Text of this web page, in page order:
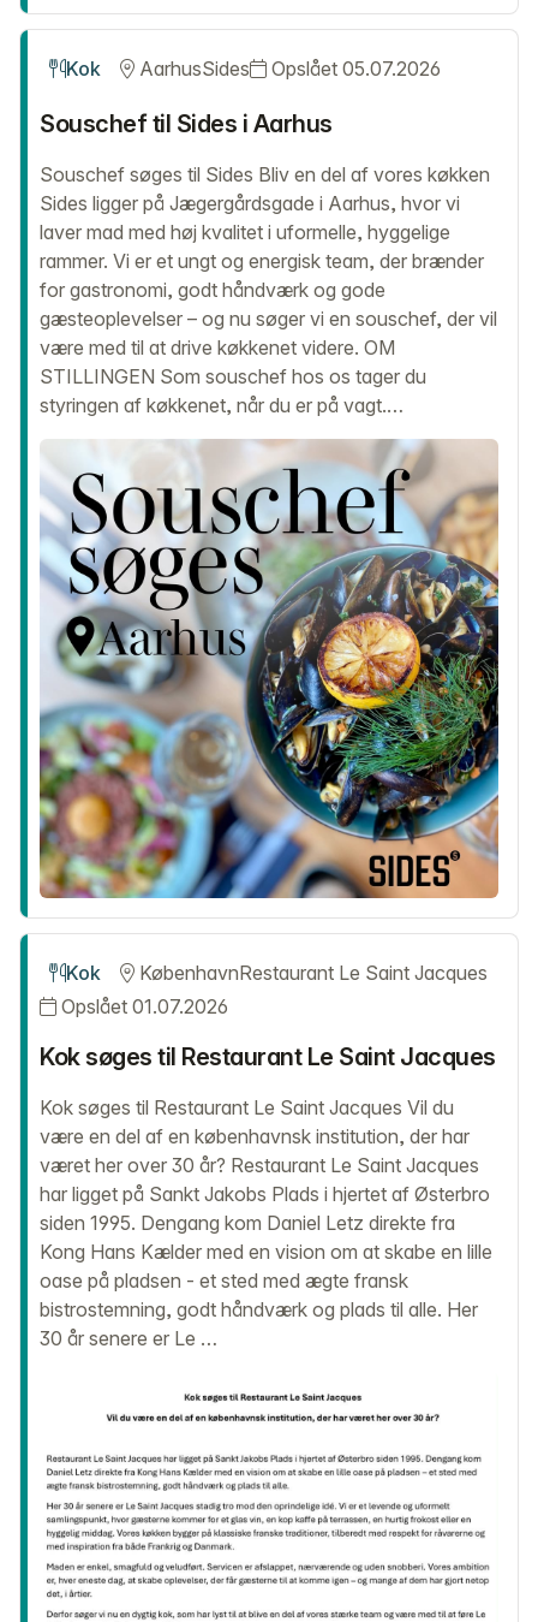
Kok AarhusSides Opslået 05.07.2026
Souschef til Sides i Aarhus
Souschef søges til Sides Bliv en del af vores køkken
Sides ligger på Jægergårdsgade i Aarhus, hvor vi
laver mad med høj kvalitet i uformelle, hyggelige
rammer. Vi er et ungt og energisk team, der brænder
for gastronomi, godt håndværk og gode
gæsteoplevelser – og nu søger vi en souschef, der vil
være med til at drive køkkenet videre. OM
STILLINGEN Som souschef hos os tager du
styringen af køkkenet, når du er på vagt.…
Kok KøbenhavnRestaurant Le Saint Jacques
Opslået 01.07.2026
Kok søges til Restaurant Le Saint Jacques
Kok søges til Restaurant Le Saint Jacques Vil du
være en del af en københavnsk institution, der har
været her over 30 år? Restaurant Le Saint Jacques
har ligget på Sankt Jakobs Plads i hjertet af Østerbro
siden 1995. Dengang kom Daniel Letz direkte fra
Kong Hans Kælder med en vision om at skabe en lille
oase på pladsen - et sted med ægte fransk
bistrostemning, godt håndværk og plads til alle. Her
30 år senere er Le …